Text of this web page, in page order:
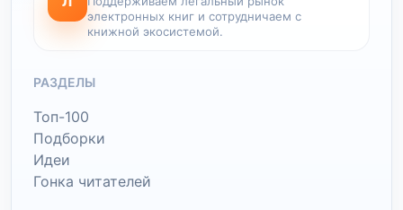
электронных книг и сотрудничаем с
книжной экосистемой.
РАЗДЕЛЫ
Топ-100
Подборки
Идеи
Гонка читателей